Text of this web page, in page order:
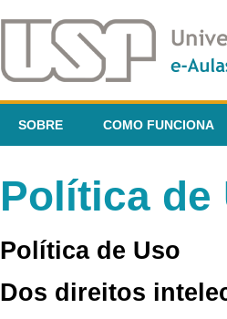
SOBRE COMO FUNCIONA
Política de
Política de Uso
Dos direitos